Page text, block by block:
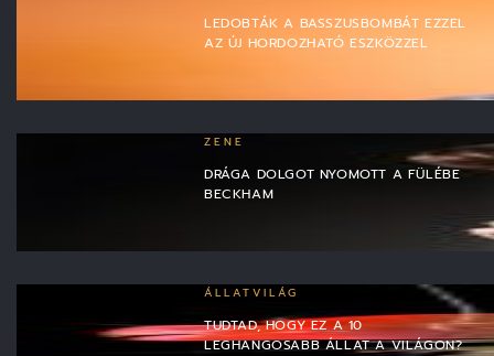
LEDOBTÁK A BASSZUSBOMBÁT EZZEL
AZ ÚJ HORDOZHATÓ ESZKÖZZEL
ZENE
DRÁGA DOLGOT NYOMOTT A FÜLÉBE
BECKHAM
ÁLLATVILÁG
TUDTAD, HOGY EZ A 10
LEGHANGOSABB ÁLLAT A VILÁGON?